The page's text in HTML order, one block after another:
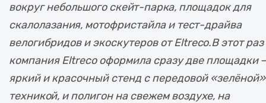
вокруг небольшого скейт-парка, площадок для
скалолазания, мотофристайла и тест-драйва
велогибридов и экоскутеров от Eltreco.В этот раз
компания Eltreco оформила сразу две площадки
яркий и красочный стенд с передовой «зелёной»
техникой, и полигон на свежем воздухе, на